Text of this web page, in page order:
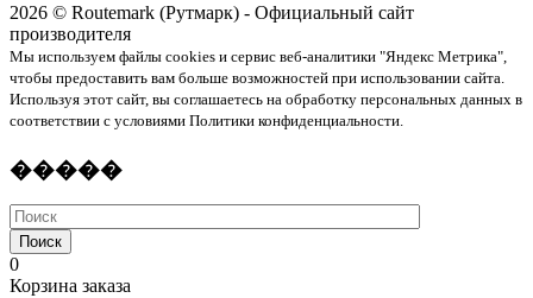
2026 © Routemark (Рутмарк) - Официальный сайт
производителя
Мы используем файлы cookies и сервис веб-аналитики "Яндекс Метрика",
чтобы предоставить вам больше возможностей при использовании сайта.
Используя этот сайт, вы соглашаетесь на обработку персональных данных в
соответствии с условиями Политики конфиденциальности.
�����
Поиск
0
Корзина заказа